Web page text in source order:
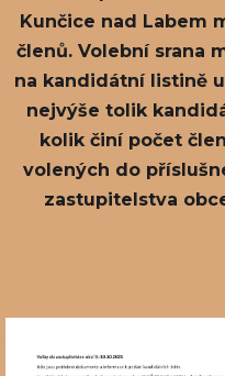
Kunčice nad Labem
členů. Volební srana
na kandidátní listině
nejvýše tolik
kolik činí počet
volených do
zastupitelstva